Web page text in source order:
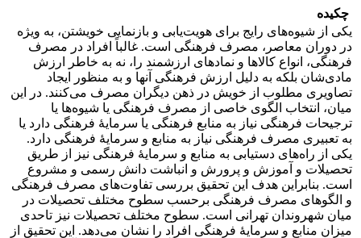
چکیده
یکی از شیوه‌های رایج برای هویت‌یابی و بازنمایی خویشتن، به ویژه
در دوران معاصر، مصرف فرهنگی است. غالباً افراد در مصرف
فرهنگی، انواع کالاها و نمادهای ارزشمند را، نه به خاطر ارزش
مادی‌شان بلکه به دلیل ارزش فرهنگی آنها و به منظور ایجاد
تصاویری مطلوب از خویش در ذهن دیگران مصرف می‌کنند. در این
میان، انتخاب الگوی خاصی از مصرف فرهنگی یا شیوه‌ها یا
ترجیحات فرهنگی نیاز به منابع فرهنگی یا سرمایۀ فرهنگی دارد یا
به تعبیری مصرف فرهنگی نیاز به منابع و سرمایۀ فرهنگی دارد.
یکی از راه‌های دستیابی به منابع و سرمایۀ فرهنگی نیز از طریق
تحصیلات و آموزش و پرورش و انباشت دانش رسمی و مشروع
است. بنابراین هدف این تحقیق بررسی تفاوت‌های مصرف فرهنگی
و الگوهای مصرف فرهنگی برحسب سطوح مختلف تحصیلات در
میان شهروندان تهرانی است. سطوح مختلف تحصیلات نیز تاحدی
میزان منابع و سرمایۀ فرهنگی افراد را نشان می‌دهد. این تحقیق از